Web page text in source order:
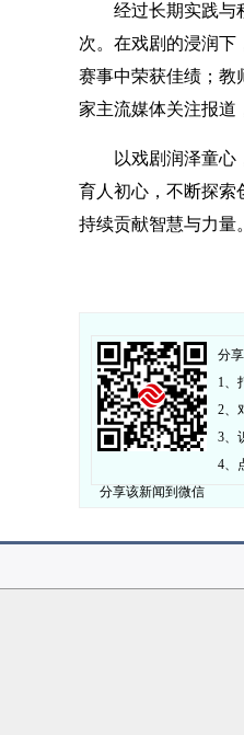
经过长期实践与
次。在戏剧的浸润下
赛事中荣获佳绩；教
家主流媒体关注报道
以戏剧润泽童
育人初心，不断探索
持续贡献智慧与力量。
分享该新闻到微信
分
1、
2、
3、
4、